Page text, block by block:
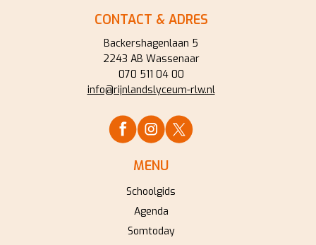
CONTACT & ADRES
Backershagenlaan 5
2243 AB Wassenaar
070 511 04 00
info@rijnlandslyceum-rlw.nl
MENU
Schoolgids
Agenda
Somtoday